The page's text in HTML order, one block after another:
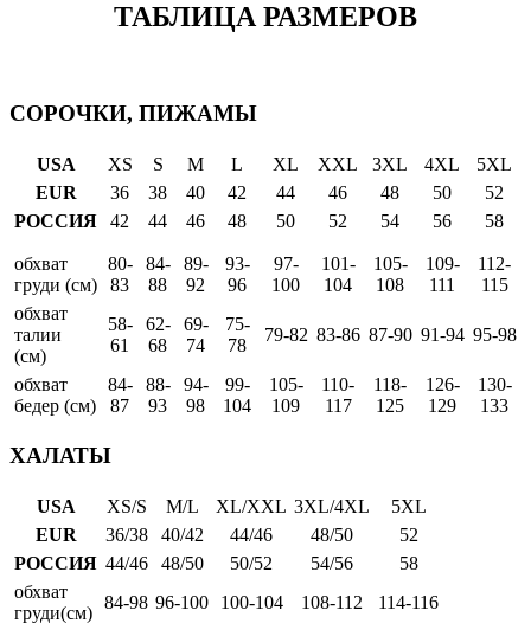
ТАБЛИЦА РАЗМЕРОВ
СОРОЧКИ, ПИЖАМЫ
USA XS S M L XL XXL 3XL 4XL
5XL
EUR
36 38 40 42 44 46 48 50
52
РОССИЯ
42 44 46 48 50 52 54 56 58
обхват
груди (см)
80-
83
84-
88
89-
92
93-
96
97-
100
101-
104
105-
108
109-
111
112-
115
обхват
талии
(см)
58-
61
62-
68
69-
74
75-
78
79-82 83-86 87-90 91-94 95-98
обхват
бедер (см)
84-
87
88-
93
94-
98
99-
104
105-
109
110-
117
118-
125
126-
129
130-
133
ХАЛАТЫ
USA XS/S M/L XL/XXL 3XL/4XL
5XL
EUR
36/38 40/42 44/46 48/50
52
РОССИЯ 44/46 48/50 50/52 54/56
58
обхват
груди(см)
84-98 96-100 100-104 108-112
114-116